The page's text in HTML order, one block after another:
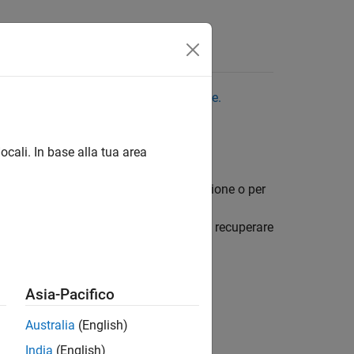
per vedere l'ultima versione in inglese.
elaborare i tuoi dati per la visualizzazione o per
significativi. Ad esempio, è possibile recuperare
™ ignorando i valori NaN.
In base alla tua area
Asia-Pacifico
Australia (English)
India (English)